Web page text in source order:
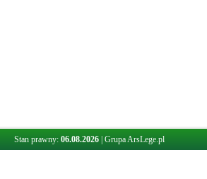
Stan prawny: 06.08.2026 Grupa ArsLege.pl